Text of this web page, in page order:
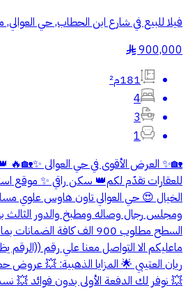
فيلا للبيع في شارع ابن الحطاب, حي
900,000
§
181م²
4
3
1
🏡✨ العرض الأقوى في حي العوالى
للعقارات تقدّم لكم👑 سكن راقي ✨ موقع
ومجلس رجال وصاله ومطبخ والدور الثالث
السطح مطلوب 900 الف كافة
ماعليكم الا التواصل معنا علي رقم
ريان العتيبي 🌟 المزايا الذهبية: 💥 عروض
💥 نوفر لك الدفعة الأولى بدون فوائد 💥